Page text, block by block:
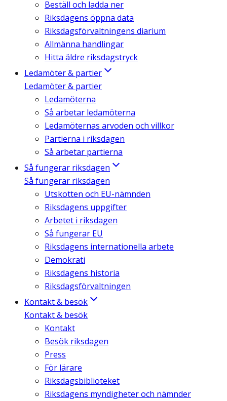
Beställ och ladda ner
Riksdagens öppna data
Riksdagsförvaltningens diarium
Allmänna handlingar
Hitta äldre riksdagstryck
Ledamöter & partier
Ledamöter & partier
Ledamöterna
Så arbetar ledamöterna
Ledamöternas arvoden och villkor
Partierna i riksdagen
Så arbetar partierna
Så fungerar riksdagen
Så fungerar riksdagen
Utskotten och EU-nämnden
Riksdagens uppgifter
Arbetet i riksdagen
Så fungerar EU
Riksdagens internationella arbete
Demokrati
Riksdagens historia
Riksdagsförvaltningen
Kontakt & besök
Kontakt & besök
Kontakt
Besök riksdagen
Press
För lärare
Riksdagsbiblioteket
Riksdagens myndigheter och nämnder